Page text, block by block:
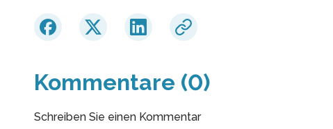
Kommentare (0)
Schreiben Sie einen Kommentar